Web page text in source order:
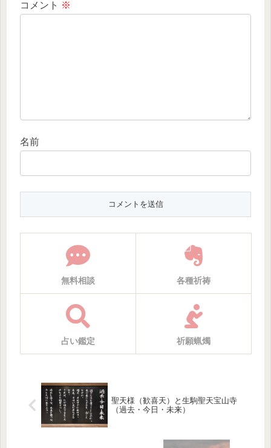
コメント ※
名前
無料相談 各種祈祷
占い鑑定 祈願蝋燭
聖天様（歓喜天）と生駒聖天宝山寺
（過去・今日・未来）